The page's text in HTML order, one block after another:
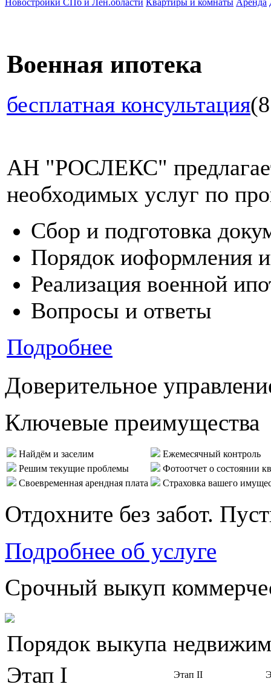
Военная ипотека
бесплатная консультация
АН "РОСЛЕКС"
необходимых услуг по
Сбор и подготовка
Порядок иоформления
Реализация военной
Вопросы и ответы
Подробнее
Доверительное
Ключевые преимущества
Найдём и заселим
Ежемесячный контроль
Решим текущие проблемы
Фотоотчет о состоянии
Своевременная арендная плата
Страховка вашего
Отдохните без забот.
Подробнее об услуге
Срочный выкуп
Порядок выкупа
Этап I
Этап II